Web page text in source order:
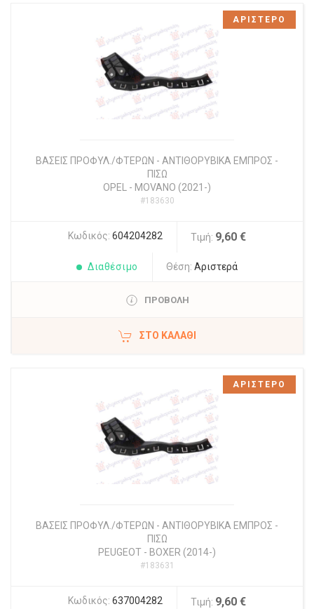
ΒΑΣΕΙΣ ΠΡΟΦΥΛ./ΦΤΕΡΩΝ - ΑΝΤΙΘΟΡΥΒΙΚΑ ΕΜΠΡΟΣ -
ΠΙΣΩ
OPEL
- MOVANO (2021-)
#183630
Κωδικός: 604204282 Τιμή: 9,60 €
Διαθέσιμο Θέση: Αριστερά
ΠΡΟΒΟΛΗ
ΣΤΟ ΚΑΛΆΘΙ
ΑΡΙΣΤΕΡΟ
ΒΑΣΕΙΣ ΠΡΟΦΥΛ./ΦΤΕΡΩΝ - ΑΝΤΙΘΟΡΥΒΙΚΑ ΕΜΠΡΟΣ -
ΠΙΣΩ
PEUGEOT - BOXER (2014-)
#183631
Κωδικός: 637004282 Τιμή: 9,60 €
ΑΡΙΣΤΕΡΟ